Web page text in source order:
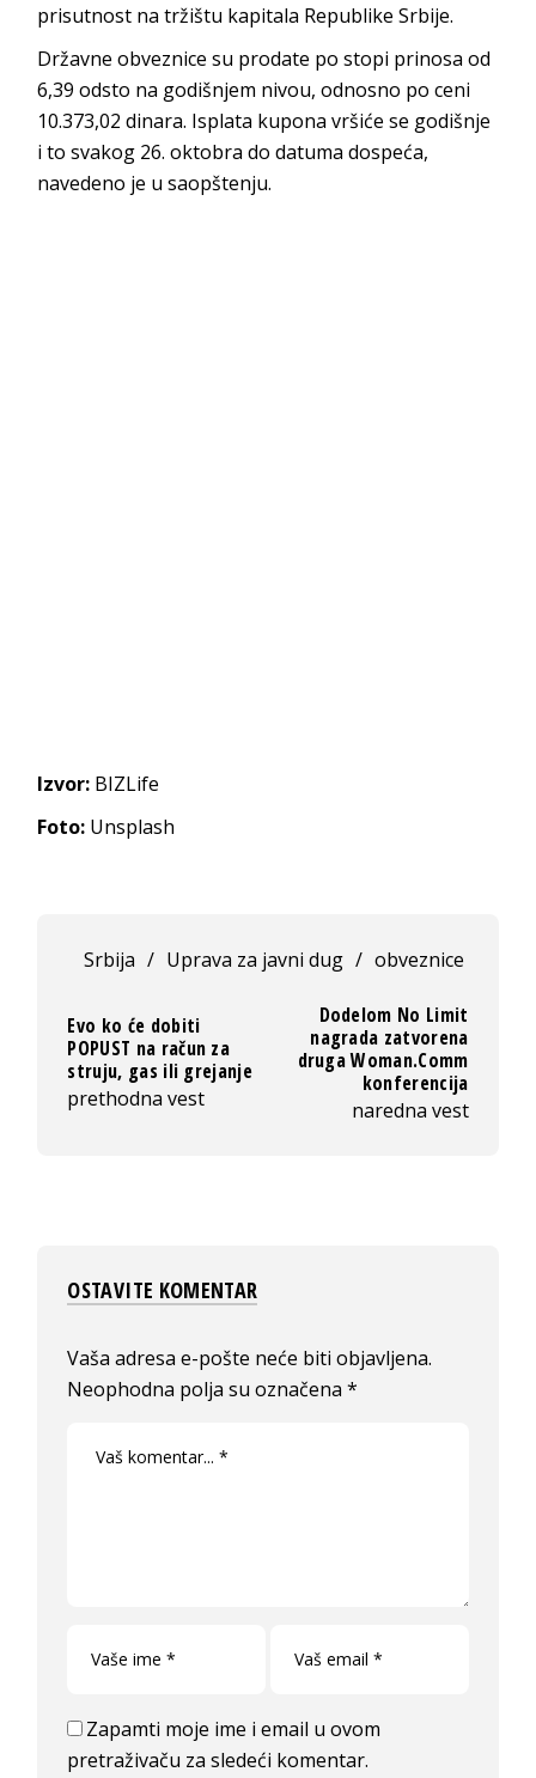
prisutnost na tržištu kapitala Republike Srbije.
Državne obveznice su prodate po stopi prinosa od
6,39 odsto na godišnjem nivou, odnosno po ceni
10.373,02 dinara. Isplata kupona vršiće se godišnje
i to svakog 26. oktobra do datuma dospeća,
navedeno je u saopštenju.
Izvor: BIZLife
Foto: Unsplash
Srbija / Uprava za javni dug / obveznice
Evo ko će dobiti
POPUST na račun za
struju, gas ili grejanje
prethodna vest
Dodelom No Limit
nagrada zatvorena
druga Woman.Comm
konferencija
naredna vest
OSTAVITE KOMENTAR
Vaša adresa e-pošte neće biti objavljena.
Neophodna polja su označena*
Zapamti moje ime i email u ovom
pretraživaču za sledeći komentar.